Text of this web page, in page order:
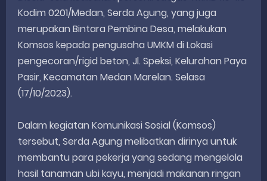
Kodim 0201/Medan, Serda Agung, yang juga
merupakan Bintara Pembina Desa, melakukan
Komsos kepada pengusaha UMKM di Lokasi
pengecoran/rigid beton, Jl. Speksi, Kelurahan Paya
Pasir, Kecamatan Medan Marelan. Selasa
(17/10/2023).
Dalam kegiatan Komunikasi Sosial (Komsos)
tersebut, Serda Agung melibatkan dirinya untuk
membantu para pekerja yang sedang mengelola
hasil tanaman ubi kayu, menjadi makanan ringan